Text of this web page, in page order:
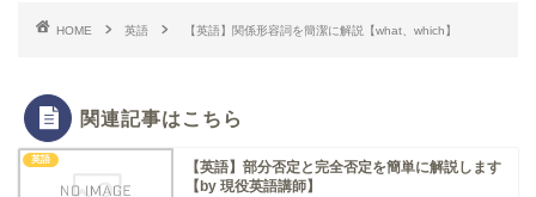
HOME 英語 【英語】関係形容詞を簡潔に解説【what、which】
関連記事はこちら
英語
【英語】部分否定と完全否定を簡単に解説します
【by 現役英語講師】